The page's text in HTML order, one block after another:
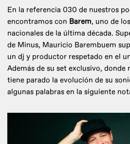
En la referencia 030 de nuestros
encontramos con Barem, uno de
nacionales de la última década.
de Minus, Mauricio Barembuem
un dj y productor respetado en el
Además de su set exclusivo, donde
tiene parado la evolución de su
algunas palabras en la siguiente